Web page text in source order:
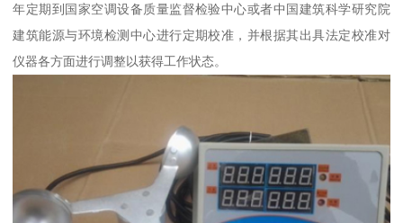
年定期到国家空调设备质量监督检验中心或者中国建筑科学研究院
建筑能源与环境检测中心进行定期校准，并根据其出具法定校准对
仪器各方面进行调整以获得工作状态。